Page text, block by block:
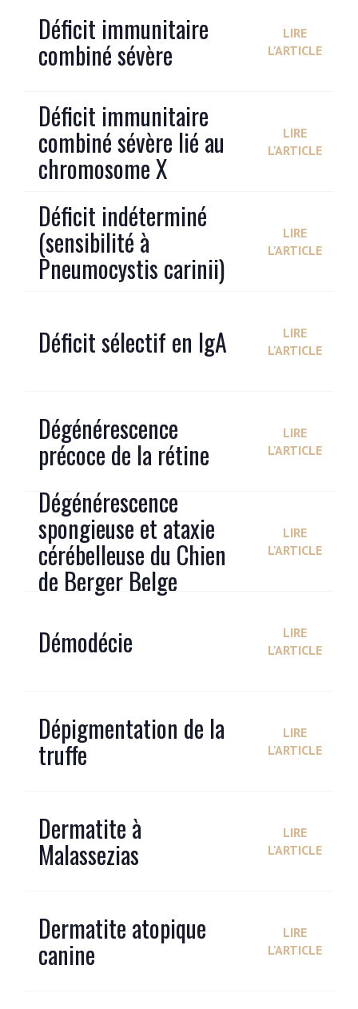
Déficit immunitaire
combiné sévère
LIRE
L'ARTICLE
Déficit immunitaire
combiné sévère lié au
chromosome X
LIRE
L'ARTICLE
Déficit indéterminé
(sensibilité à
Pneumocystis carinii)
LIRE
L'ARTICLE
Déficit sélectif en IgA
LIRE
L'ARTICLE
Dégénérescence
précoce de la rétine
LIRE
L'ARTICLE
Dégénérescence
spongieuse et ataxie
cérébelleuse du Chien
de Berger Belge
LIRE
L'ARTICLE
Démodécie
LIRE
L'ARTICLE
Dépigmentation de la
truffe
LIRE
L'ARTICLE
Dermatite à
Malassezias
LIRE
L'ARTICLE
Dermatite atopique
canine
LIRE
L'ARTICLE